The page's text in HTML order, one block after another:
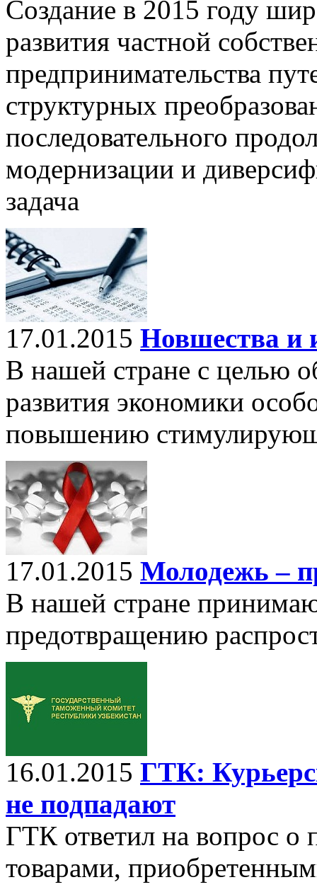
Создание в 2015 году
развития частной
предпринимательства
структурных
последовательного
модернизации и
задача
17.01.2015 Новшества и
В нашей стране с целью
развития экономики
повышению
17.01.2015 Молодежь –
В нашей стране
предотвращению
16.01.2015 ГТК:
не подпадают
ГТК ответил на вопрос о
товарами,